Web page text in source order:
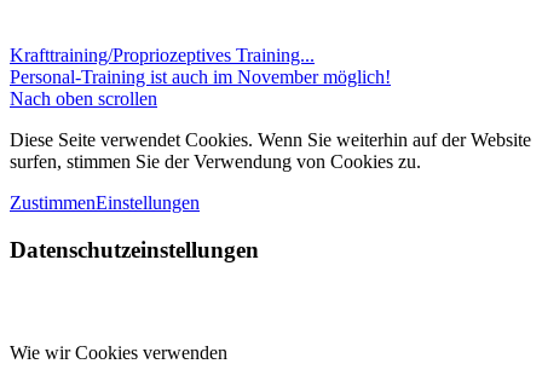
Krafttraining/Propriozeptives Training...
Personal-Training ist auch im November möglich!
Nach oben scrollen
Diese Seite verwendet Cookies. Wenn Sie weiterhin auf der Website
surfen, stimmen Sie der Verwendung von Cookies zu.
ZustimmenEinstellungen
Datenschutzeinstellungen
Wie wir Cookies verwenden